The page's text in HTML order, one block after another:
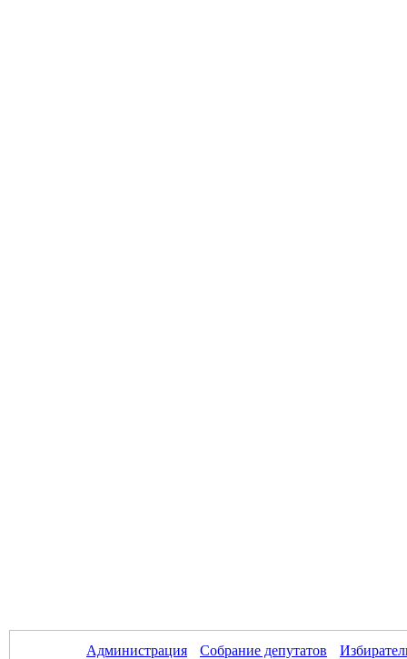
Администрация Собрание депутатов